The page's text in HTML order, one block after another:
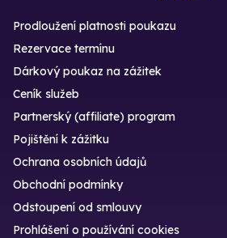
Prodloužení platnosti poukazu
Rezervace termínu
Dárkový poukaz na zážitek
Ceník služeb
Partnerský (affiliate) program
Pojištění k zážitku
Ochrana osobních údajů
Obchodní podmínky
Odstoupení od smlouvy
Prohlášení o používání cookies